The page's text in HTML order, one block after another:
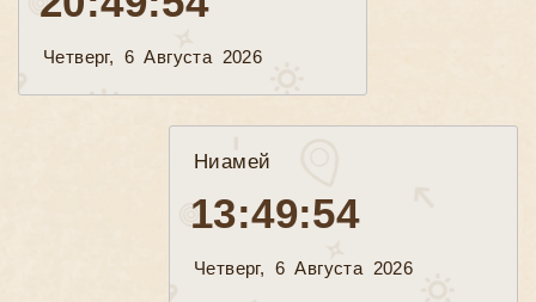
Четверг, 6 Августа 2026
Ниамей
13:49:55
Четверг, 6 Августа 2026